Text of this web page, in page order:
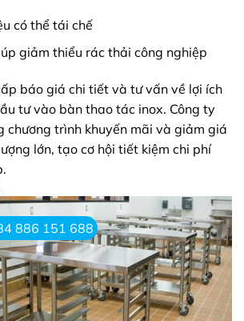
có thể tái chế
giảm thiểu rác thải công nghiệp
báo giá chi tiết và tư vấn về lợi ích
tư vào bàn thao tác inox. Công ty
chương trình khuyến mãi và giảm giá
lớn, tạo cơ hội tiết kiệm chi phí
886 151 688